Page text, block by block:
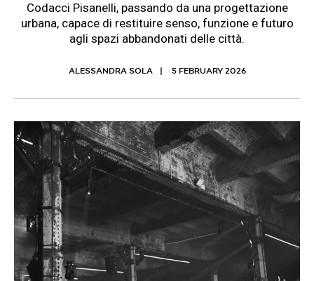
Codacci Pisanelli, passando da una progettazione
urbana, capace di restituire senso, funzione e futuro
agli spazi abbandonati delle città.
ALESSANDRA SOLA 5 FEBRUARY 2026